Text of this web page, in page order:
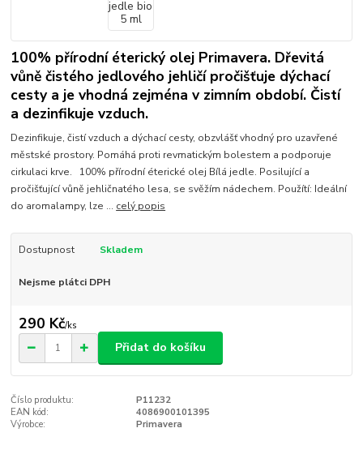
100% přírodní éterický olej Primavera. Dřevitá
vůně čistého jedlového jehličí pročišťuje dýchací
cesty a je vhodná zejména v zimním období. Čistí
a dezinfikuje vzduch.
Dezinfikuje, čistí vzduch a dýchací cesty, obzvlášť vhodný pro uzavřené
městské prostory. Pomáhá proti revmatickým bolestem a podporuje
cirkulaci krve. 100% přírodní éterické olej Bílá jedle. Posilující a
pročišťující vůně jehličnatého lesa, se svěžím nádechem. Použítí: Ideální
do aromalampy, lze ... celý popis
Dostupnost Skladem
Nejsme plátci DPH
290 Kč/ks
Přidat do košíku
Číslo produktu:
P11232
EAN kód:
4086900101395
Výrobce:
Primavera